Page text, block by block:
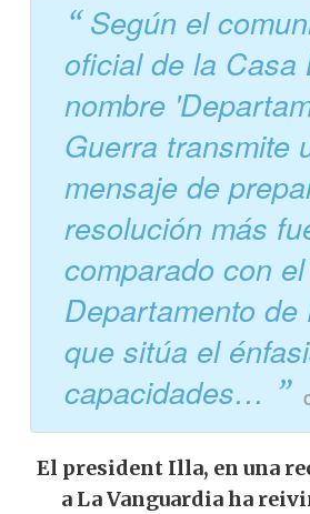
Según el
oficial de la Casa
nombre
Guerra transmite
mensaje de
resolución más
comparado con
Departamento de
que sitúa el
capacidades…
El president Illa, en una
a La Vanguardia ha